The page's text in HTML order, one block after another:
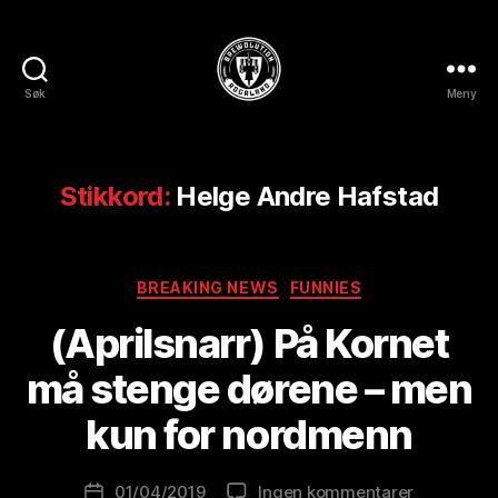
Søk Meny
Stikkord: Helge Andre Hafstad
Kategorier
BREAKING NEWS FUNNIES
(Aprilsnarr) På Kornet
må stenge dørene – men
kun for nordmenn
Innleggsforfatter
v
r
e
w
l
Publiseringsdato
01/04/2019 Ingen kommentarertil